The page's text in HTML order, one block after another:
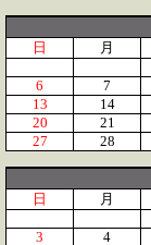
日
月
6
7
13
14
20
21
27
28
日
月
3
4